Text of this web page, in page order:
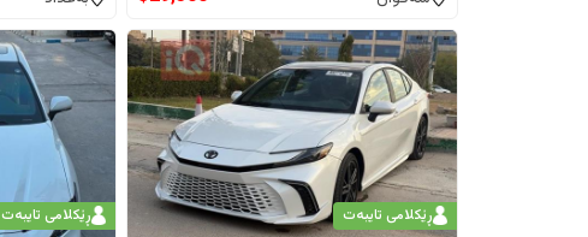
ڕێکلامی تایبەت ڕێکلامی تایبەت